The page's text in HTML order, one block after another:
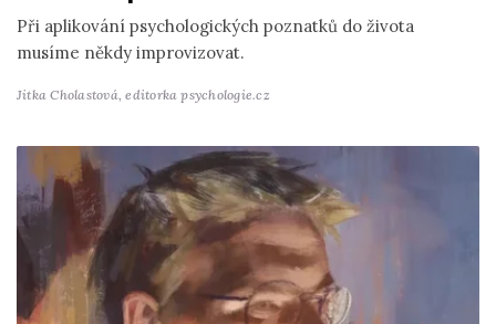
Při aplikování psychologických poznatků do života
musíme někdy improvizovat.
Jitka Cholastová,editorka psychologie.cz